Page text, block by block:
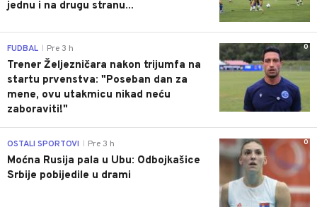
jednu i na drugu stranu...
0
FUDBAL Pre 3 h
Trener Željezničara nakon trijumfa na
startu prvenstva: "Poseban dan za
mene, ovu utakmicu nikad neću
zaboraviti!"
0
OSTALI SPORTOVI Pre 3 h
Moćna Rusija pala u Ubu: Odbojkašice
Srbije pobijedile u drami